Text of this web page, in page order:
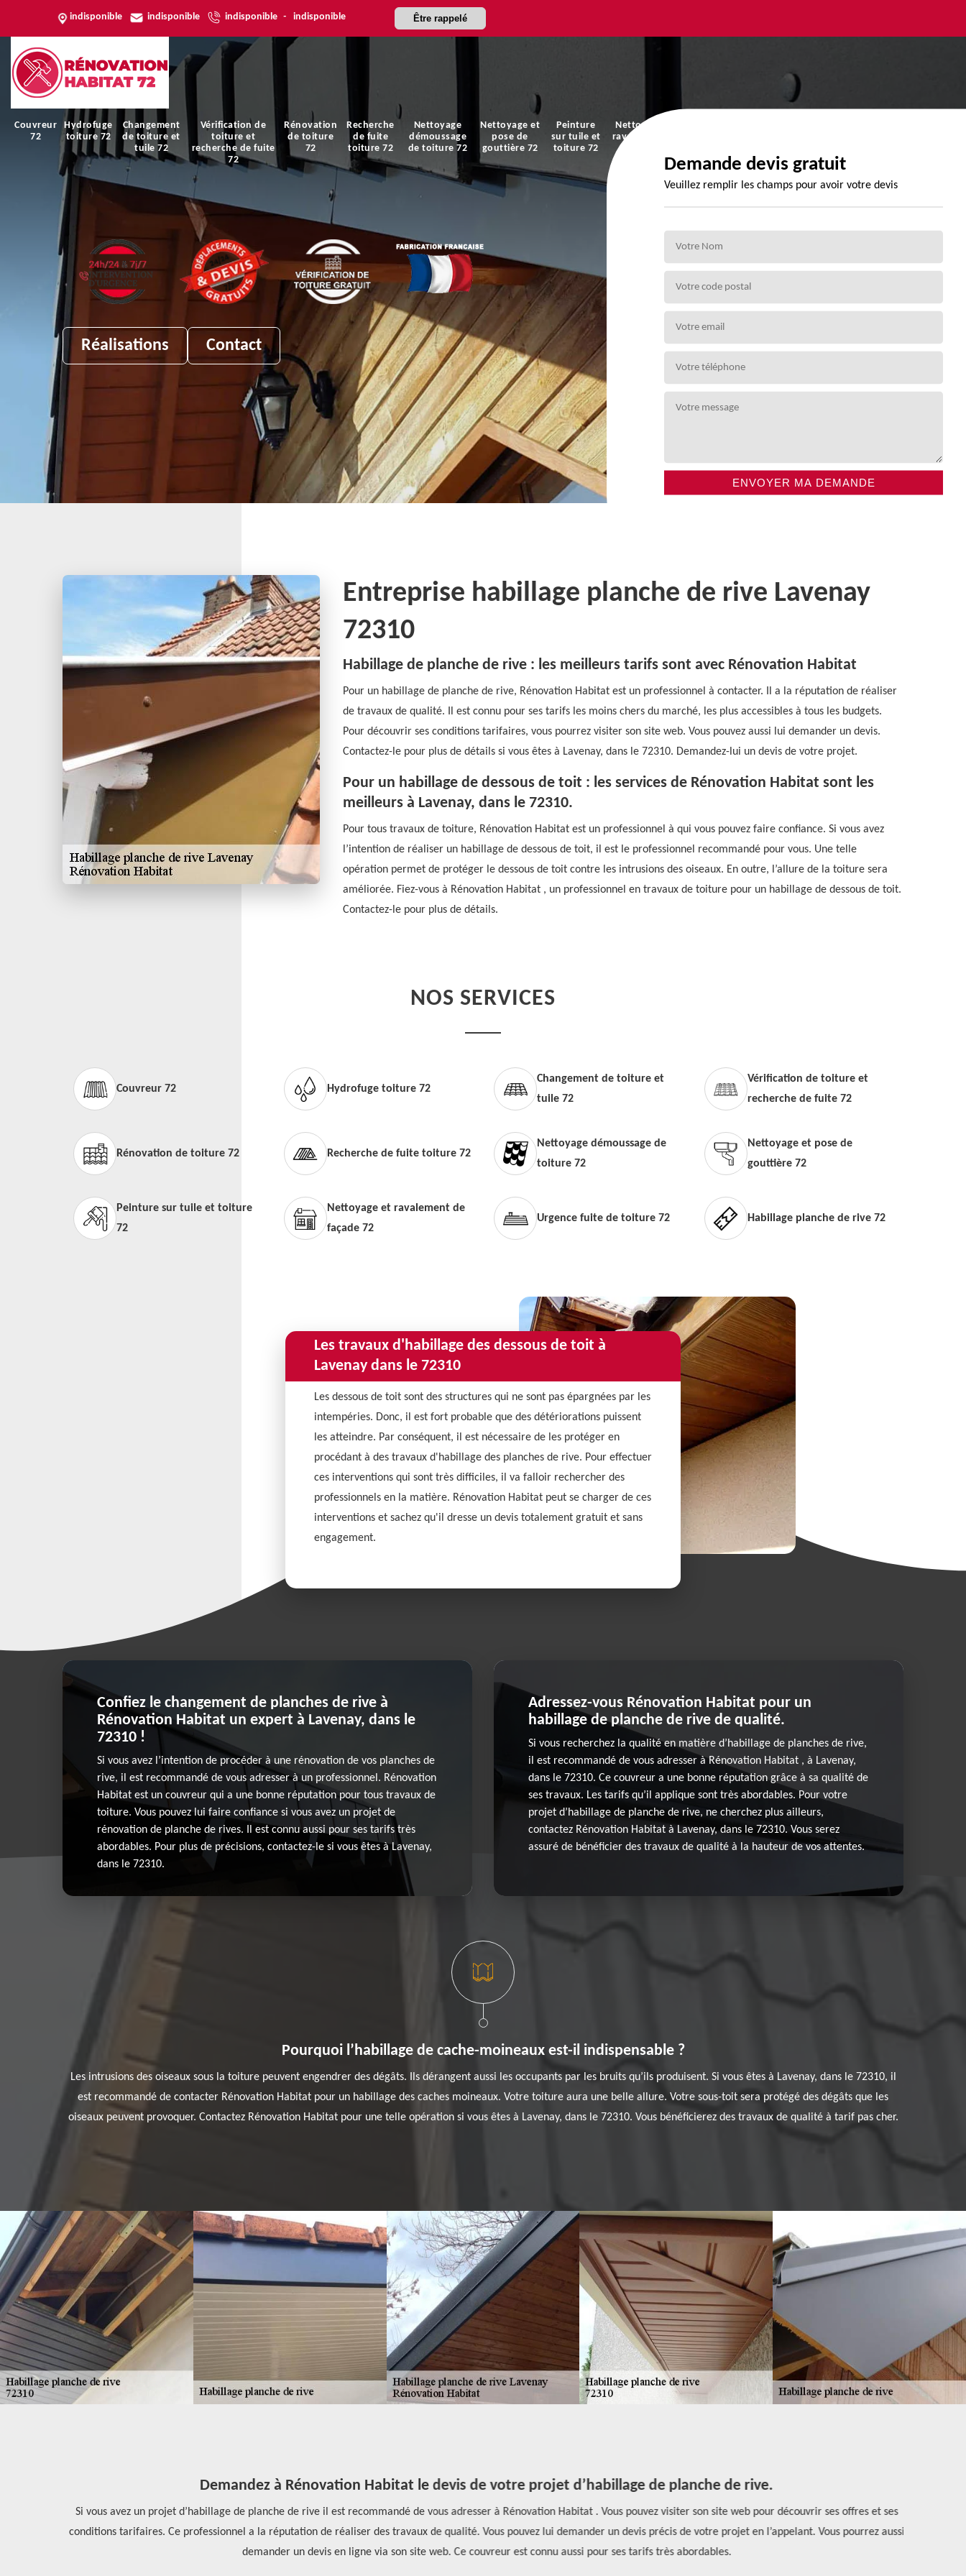
indisponible indisponible indisponible - indisponible Être rappelé
Couvreur
72
Hydrofuge
toiture 72
Changement
de toiture et
tuile 72
Vérification de
toiture et
recherche de fuite
72
Rénovation
de toiture
72
Recherche
de fuite
toiture 72
Nettoyage
démoussage
de toiture 72
Nettoyage et
pose de
gouttière 72
Peinture
sur tuile et
toiture 72
Nettoyage et
ravalement de
Réalisations Contact
Demande devis gratuit
Veuillez remplir les champs pour avoir votre devis
Entreprise habillage planche de rive Lavenay
72310
Habillage de planche de rive : les meilleurs tarifs sont avec Rénovation Habitat
Pour un habillage de planche de rive, Rénovation Habitat est un professionnel à contacter. Il a la réputation de réaliser
de travaux de qualité. Il est connu pour ses tarifs les moins chers du marché, les plus accessibles à tous les budgets.
Pour découvrir ses conditions tarifaires, vous pourrez visiter son site web. Vous pouvez aussi lui demander un devis.
Contactez-le pour plus de détails si vous êtes à Lavenay, dans le 72310. Demandez-lui un devis de votre projet.
Pour un habillage de dessous de toit : les services de Rénovation Habitat sont les
meilleurs à Lavenay, dans le 72310.
Pour tous travaux de toiture, Rénovation Habitat est un professionnel à qui vous pouvez faire confiance. Si vous avez
l’intention de réaliser un habillage de dessous de toit, il est le professionnel recommandé pour vous. Une telle
opération permet de protéger le dessous de toit contre les intrusions des oiseaux. En outre, l’allure de la toiture sera
améliorée. Fiez-vous à Rénovation Habitat , un professionnel en travaux de toiture pour un habillage de dessous de toit.
Contactez-le pour plus de détails.
NOS SERVICES
Couvreur 72 Hydrofuge toiture 72
Changement de toiture et
tuile 72
Vérification de toiture et
recherche de fuite 72
Rénovation de toiture 72 Recherche de fuite toiture 72
Nettoyage démoussage de
toiture 72
Nettoyage et pose de
gouttière 72
Peinture sur tuile et toiture
72
Nettoyage et ravalement de
façade 72
Urgence fuite de toiture 72 Habillage planche de rive 72
Les travaux d'habillage des dessous de toit à
Lavenay dans le 72310
Les dessous de toit sont des structures qui ne sont pas épargnées par les
intempéries. Donc, il est fort probable que des détériorations puissent
les atteindre. Par conséquent, il est nécessaire de les protéger en
procédant à des travaux d'habillage des planches de rive. Pour effectuer
ces interventions qui sont très difficiles, il va falloir rechercher des
professionnels en la matière. Rénovation Habitat peut se charger de ces
interventions et sachez qu'il dresse un devis totalement gratuit et sans
engagement.
Confiez le changement de planches de rive à
Rénovation Habitat un expert à Lavenay, dans le
72310 !
Si vous avez l’intention de procéder à une rénovation de vos planches de
rive, il est recommandé de vous adresser à un professionnel. Rénovation
Habitat est un couvreur qui a une bonne réputation pour tous travaux de
toiture. Vous pouvez lui faire confiance si vous avez un projet de
rénovation de planche de rives. Il est connu aussi pour ses tarifs très
abordables. Pour plus de précisions, contactez-le si vous êtes à Lavenay,
dans le 72310.
Adressez-vous Rénovation Habitat pour un
habillage de planche de rive de qualité.
Si vous recherchez la qualité en matière d’habillage de planches de rive,
il est recommandé de vous adresser à Rénovation Habitat , à Lavenay,
dans le 72310. Ce couvreur a une bonne réputation grâce à sa qualité de
ses travaux. Les tarifs qu’il applique sont très abordables. Pour votre
projet d’habillage de planche de rive, ne cherchez plus ailleurs,
contactez Rénovation Habitat à Lavenay, dans le 72310. Vous serez
assuré de bénéficier des travaux de qualité à la hauteur de vos attentes.
Pourquoi l’habillage de cache-moineaux est-il indispensable ?
Les intrusions des oiseaux sous la toiture peuvent engendrer des dégâts. Ils dérangent aussi les occupants par les bruits qu’ils produisent. Si vous êtes à Lavenay, dans le 72310, il
est recommandé de contacter Rénovation Habitat pour un habillage des caches moineaux. Votre toiture aura une belle allure. Votre sous-toit sera protégé des dégâts que les
oiseaux peuvent provoquer. Contactez Rénovation Habitat pour une telle opération si vous êtes à Lavenay, dans le 72310. Vous bénéficierez des travaux de qualité à tarif pas cher.
Demandez à Rénovation Habitat le devis de votre projet d’habillage de planche de rive.
Si vous avez un projet d’habillage de planche de rive il est recommandé de vous adresser à Rénovation Habitat . Vous pouvez visiter son site web pour découvrir ses offres et ses
conditions tarifaires. Ce professionnel a la réputation de réaliser des travaux de qualité. Vous pouvez lui demander un devis précis de votre projet en l’appelant. Vous pourrez aussi
demander un devis en ligne via son site web. Ce couvreur est connu aussi pour ses tarifs très abordables.